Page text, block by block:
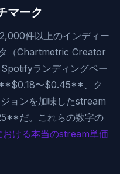
マーク
件以上のインディー
（Chartmetric Creator
ランディングペー
**$0.18〜$0.45**、ク
ョンを加味したstream
だ。これらの数字の
ける本当のstream単価